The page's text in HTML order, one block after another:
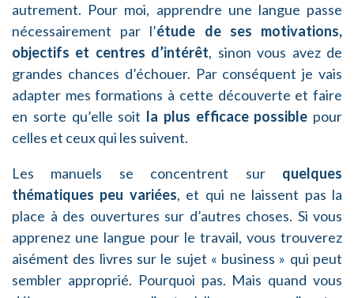
autrement. Pour moi, apprendre une langue passe
nécessairement par l’étude de ses motivations,
objectifs et centres d’intérêt, sinon vous avez de
grandes chances d’échouer. Par conséquent je vais
adapter mes formations à cette découverte et faire
en sorte qu’elle soit la plus efficace possible pour
celles et ceux qui les suivent.
Les manuels se concentrent sur quelques
thématiques peu variées, et qui ne laissent pas la
place à des ouvertures sur d’autres choses. Si vous
apprenez une langue pour le travail, vous trouverez
aisément des livres sur le sujet « business » qui peut
sembler approprié. Pourquoi pas. Mais quand vous